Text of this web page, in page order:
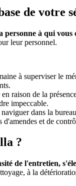
de votre
à qui vous
leur personnel.
à superviser le
raison de la
impeccable.
dans la
et de
?
de l'entretien,
à la